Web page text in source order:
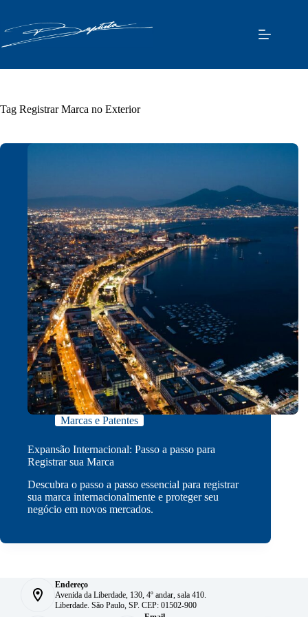
o
conteúdo
Tag Registrar Marca no Exterior
Marcas e Patentes
Expansão Internacional: Passo a passo para
Registrar sua Marca
Descubra o passo a passo essencial para registrar
sua marca internacionalmente e proteger seu
negócio em novos mercados.
Endereço
Avenida da Liberdade, 130, 4º andar, sala 410.
Liberdade. São Paulo, SP. CEP: 01502-900